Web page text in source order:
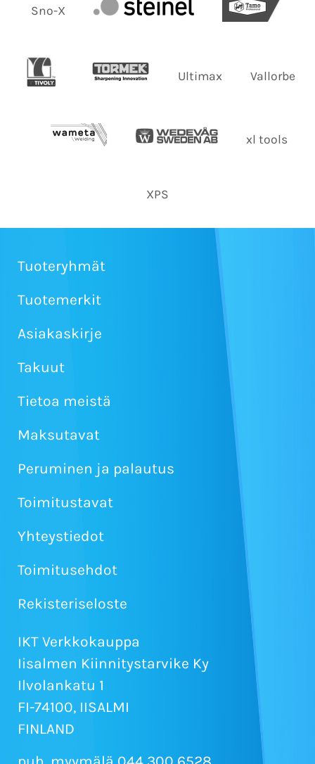
Sno-X
Ultimax Vallorbe
xl tools
XPS
Tuoteryhmät
Tuotemerkit
Asiakaskirje
Takuut
Tietoa meistä
Maksutavat
Peruminen ja palautus
Toimitustavat
Yhteystiedot
Toimitusehdot
Rekisteriseloste
IKT Verkkokauppa
Iisalmen Kiinnitystarvike Ky
Ilvolankatu 1
FI-74100, IISALMI
FINLAND